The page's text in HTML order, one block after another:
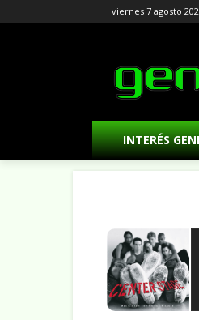
viernes 7 agosto
INTERÉS